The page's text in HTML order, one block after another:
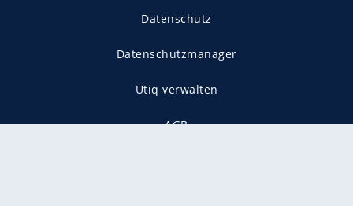
Datenschutz
Datenschutzmanager
Utiq verwalten
AGB